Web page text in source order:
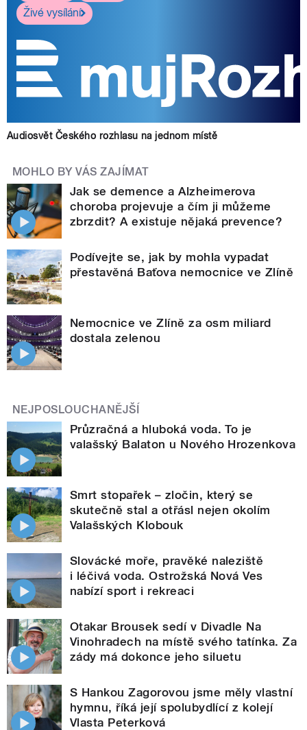
Živé vysílání
Audiosvět Českého rozhlasu na jednom místě
MOHLO BY VÁS ZAJÍMAT
Jak se demence a Alzheimerova
choroba projevuje a čím ji můžeme
zbrzdit? A existuje nějaká prevence?
Podívejte se, jak by mohla vypadat
přestavěná Baťova nemocnice ve Zlíně
Nemocnice ve Zlíně za osm miliard
dostala zelenou
NEJPOSLOUCHANĚJŠÍ
Průzračná a hluboká voda. To je
valašský Balaton u Nového Hrozenkova
Smrt stopařek – zločin, který se
skutečně stal a otřásl nejen okolím
Valašských Klobouk
Slovácké moře, pravěké naleziště
i léčivá voda. Ostrožská Nová Ves
nabízí sport i rekreaci
Otakar Brousek sedí v Divadle Na
Vinohradech na místě svého tatínka. Za
zády má dokonce jeho siluetu
S Hankou Zagorovou jsme měly vlastní
hymnu, říká její spolubydlící z kolejí
Vlasta Peterková